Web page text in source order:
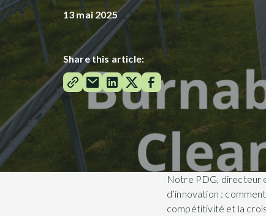
13 mai 2025
Share this article:
Notre PDG, directeur
d’innovation :
compétitivité et la